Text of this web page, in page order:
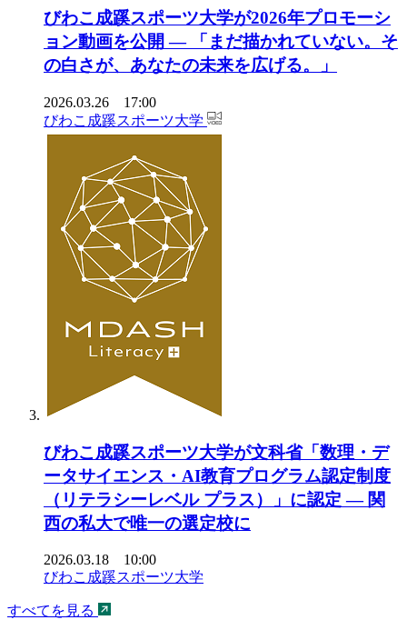
びわこ成蹊スポーツ大学が2026年プロモーシ
ョン動画を公開 ― 「まだ描かれていない。そ
の白さが、あなたの未来を広げる。」
2026.03.26 17:00
びわこ成蹊スポーツ大学
びわこ成蹊スポーツ大学が文科省「数理・デ
ータサイエンス・AI教育プログラム認定制度
（リテラシーレベル プラス）」に認定 ― 関
西の私大で唯一の選定校に
2026.03.18 10:00
びわこ成蹊スポーツ大学
すべてを見る